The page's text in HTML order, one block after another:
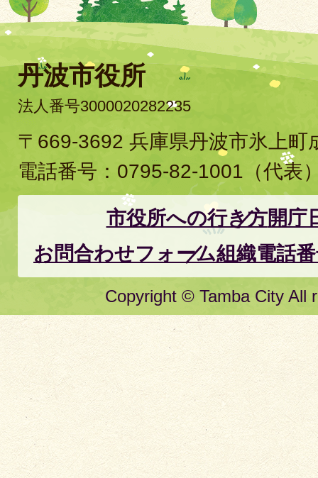
丹波市役所
法人番号3000020282235
〒669-3692 兵庫県丹波市氷上町
電話番号： 0795-82-1001 （代表
市役所への行き方開庁
お問合わせフォーム組織電話
Copyright © Tamba City All